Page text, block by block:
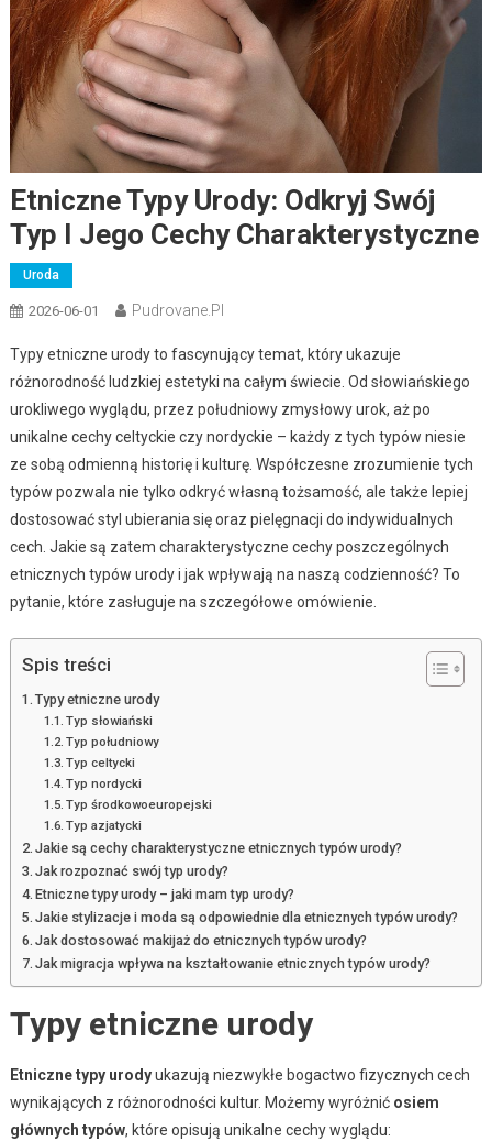
Etniczne Typy Urody: Odkryj Swój
Typ I Jego Cechy Charakterystyczne
Uroda
2026-06-01 Pudrovane.pl
Typy etniczne urody to fascynujący temat, który ukazuje
różnorodność ludzkiej estetyki na całym świecie. Od słowiańskiego
urokliwego wyglądu, przez południowy zmysłowy urok, aż po
unikalne cechy celtyckie czy nordyckie – każdy z tych typów niesie
ze sobą odmienną historię i kulturę. Współczesne zrozumienie tych
typów pozwala nie tylko odkryć własną tożsamość, ale także lepiej
dostosować styl ubierania się oraz pielęgnacji do indywidualnych
cech. Jakie są zatem charakterystyczne cechy poszczególnych
etnicznych typów urody i jak wpływają na naszą codzienność? To
pytanie, które zasługuje na szczegółowe omówienie.
Spis treści
Typy etniczne urody
Typ słowiański
Typ południowy
Typ celtycki
Typ nordycki
Typ środkowoeuropejski
Typ azjatycki
Jakie są cechy charakterystyczne etnicznych typów urody?
Jak rozpoznać swój typ urody?
Etniczne typy urody – jaki mam typ urody?
Jakie stylizacje i moda są odpowiednie dla etnicznych typów urody?
Jak dostosować makijaż do etnicznych typów urody?
Jak migracja wpływa na kształtowanie etnicznych typów urody?
Typy etniczne urody
Etniczne typy urodyukazują niezwykłe bogactwo fizycznych cech
wynikających z różnorodności kultur. Możemy wyróżnić osiem
głównych typów, które opisują unikalne cechy wyglądu: